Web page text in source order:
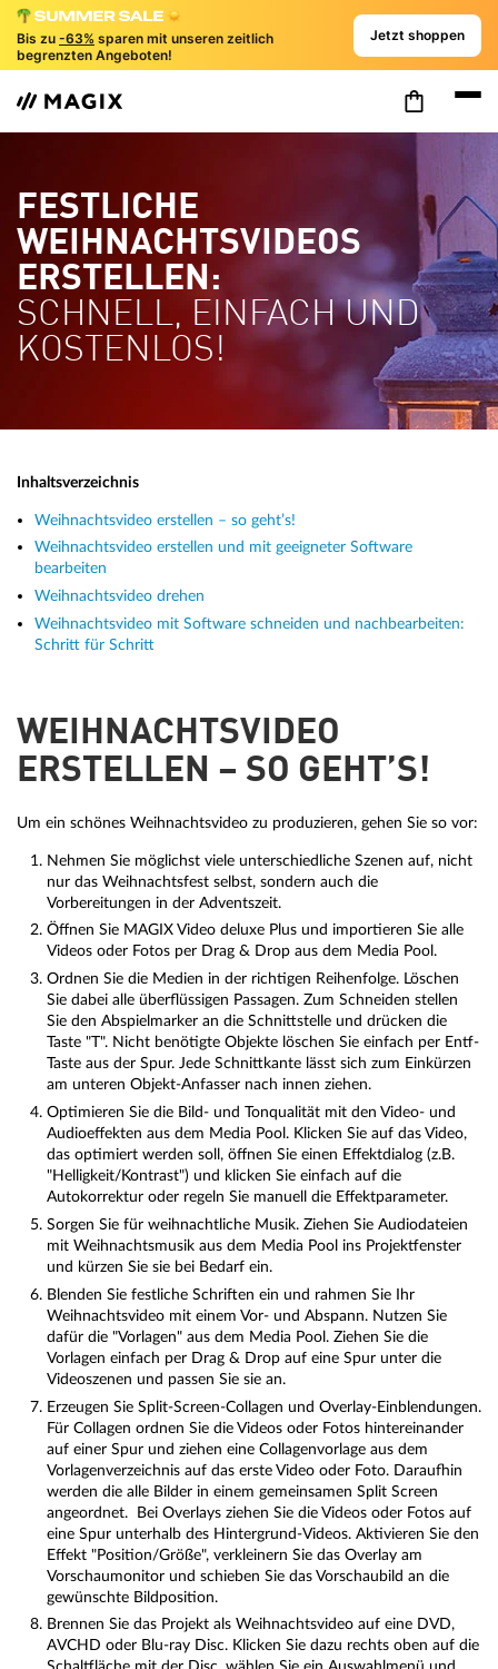
Bis zu -63% sparen mit unseren zeitlich
begrenzten Angeboten!
Jetzt shoppen
FESTLICHE
WEIHNACHTSVIDEOS
ERSTELLEN:
SCHNELL, EINFACH UND
KOSTENLOS!
Inhaltsverzeichnis
Weihnachtsvideo erstellen – so geht’s!
Weihnachtsvideo erstellen und mit geeigneter Software
bearbeiten
Weihnachtsvideo drehen
Weihnachtsvideo mit Software schneiden und nachbearbeiten:
Schritt für Schritt
WEIHNACHTSVIDEO
ERSTELLEN – SO GEHT’S!
Um ein schönes Weihnachtsvideo zu produzieren, gehen Sie so vor:
Nehmen Sie möglichst viele unterschiedliche Szenen auf, nicht
nur das Weihnachtsfest selbst, sondern auch die
Vorbereitungen in der Adventszeit.
Öffnen Sie MAGIX Video deluxe Plus und importieren Sie alle
Videos oder Fotos per Drag & Drop aus dem Media Pool.
Ordnen Sie die Medien in der richtigen Reihenfolge. Löschen
Sie dabei alle überflüssigen Passagen. Zum Schneiden stellen
Sie den Abspielmarker an die Schnittstelle und drücken die
Taste "T". Nicht benötigte Objekte löschen Sie einfach per Entf-
Taste aus der Spur. Jede Schnittkante lässt sich zum Einkürzen
am unteren Objekt-Anfasser nach innen ziehen.
Optimieren Sie die Bild- und Tonqualität mit den Video- und
Audioeffekten aus dem Media Pool. Klicken Sie auf das Video,
das optimiert werden soll, öffnen Sie einen Effektdialog (z.B.
"Helligkeit/Kontrast") und klicken Sie einfach auf die
Autokorrektur oder regeln Sie manuell die Effektparameter.
Sorgen Sie für weihnachtliche Musik. Ziehen Sie Audiodateien
mit Weihnachtsmusik aus dem Media Pool ins Projektfenster
und kürzen Sie sie bei Bedarf ein.
Blenden Sie festliche Schriften ein und rahmen Sie Ihr
Weihnachtsvideo mit einem Vor- und Abspann. Nutzen Sie
dafür die "Vorlagen" aus dem Media Pool. Ziehen Sie die
Vorlagen einfach per Drag & Drop auf eine Spur unter die
Videoszenen und passen Sie sie an.
Erzeugen Sie Split-Screen-Collagen und Overlay-Einblendungen.
Für Collagen ordnen Sie die Videos oder Fotos hintereinander
auf einer Spur und ziehen eine Collagenvorlage aus dem
Vorlagenverzeichnis auf das erste Video oder Foto. Daraufhin
werden die alle Bilder in einem gemeinsamen Split Screen
angeordnet. Bei Overlays ziehen Sie die Videos oder Fotos auf
eine Spur unterhalb des Hintergrund-Videos. Aktivieren Sie den
Effekt "Position/Größe", verkleinern Sie das Overlay am
Vorschaumonitor und schieben Sie das Vorschaubild an die
gewünschte Bildposition.
Brennen Sie das Projekt als Weihnachtsvideo auf eine DVD,
AVCHD oder Blu-ray Disc. Klicken Sie dazu rechts oben auf die